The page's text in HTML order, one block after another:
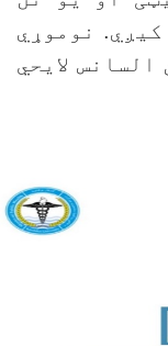
نوموړي
لایحي